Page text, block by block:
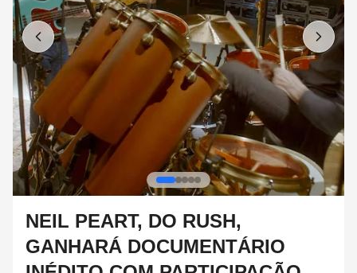
DIA DOS PAIS: IDEIAS DE
PRESENTES CRIATIVOS PARA